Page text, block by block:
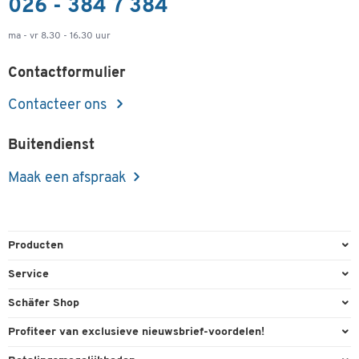
026 - 384 7 384
ma - vr 8.30 - 16.30 uur
Contactformulier
Contacteer ons
Buitendienst
Maak een afspraak
Producten
Kantoorbenodigdheden
Service
Bestelling herroepen
Schäfer Shop
Algemene voorwaarden
Profiteer van exclusieve nieuwsbrief-voordelen!
Welkomstgeschenk